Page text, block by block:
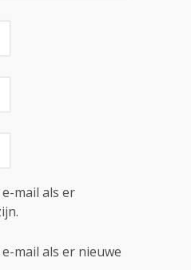
mail als er
mail als er nieuwe